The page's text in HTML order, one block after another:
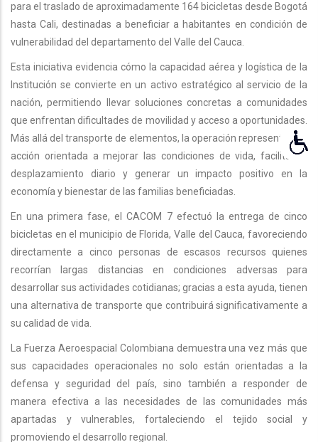
para el traslado de aproximadamente 164 bicicletas desde Bogotá
hasta Cali, destinadas a beneficiar a habitantes en condición de
vulnerabilidad del departamento del Valle del Cauca.
Esta iniciativa evidencia cómo la capacidad aérea y logística de la
Institución se convierte en un activo estratégico al servicio de la
nación, permitiendo llevar soluciones concretas a comunidades
que enfrentan dificultades de movilidad y acceso a oportunidades.
Más allá del transporte de elementos, la operación representa una
acción orientada a mejorar las condiciones de vida, facilitar el
desplazamiento diario y generar un impacto positivo en la
economía y bienestar de las familias beneficiadas.
En una primera fase, el CACOM 7 efectuó la entrega de cinco
bicicletas en el municipio de Florida, Valle del Cauca, favoreciendo
directamente a cinco personas de escasos recursos quienes
recorrían largas distancias en condiciones adversas para
desarrollar sus actividades cotidianas; gracias a esta ayuda, tienen
una alternativa de transporte que contribuirá significativamente a
su calidad de vida.
La Fuerza Aeroespacial Colombiana demuestra una vez más que
sus capacidades operacionales no solo están orientadas a la
defensa y seguridad del país, sino también a responder de
manera efectiva a las necesidades de las comunidades más
apartadas y vulnerables, fortaleciendo el tejido social y
promoviendo el desarrollo regional.